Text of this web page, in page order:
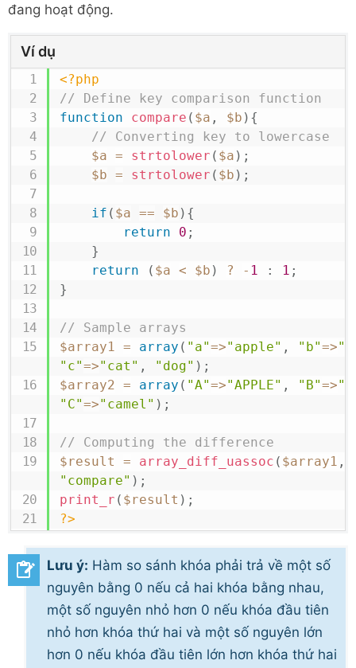
đang hoạt động.
Ví dụ
<?php
// Define key comparison function
function
compare ( $a , $b ) {
// Converting key to lowercase
$a = strtolower ( $a ) ;
$b = strtolower ( $b ) ;
if ( $a == $b ) {
return
0 ;
}
return
( $a < $b ) ? - 1 : 1 ;
}
// Sample arrays
$array1 = array ( "a"=>"apple" , "b"=>
"c"=>"cat" , "dog" ) ;
$array2 = array ( "A"=>"APPLE" , "B"=>
"C"=>"camel" ) ;
// Computing the difference
$result
= array_diff_uassoc ( $array1 ,
"compare" ) ;
print_r ( $result ) ;
?>
Lưu ý: Hàm so sánh khóa phải trả về một số
nguyên bằng 0 nếu cả hai khóa bằng nhau,
một số nguyên nhỏ hơn 0 nếu khóa đầu tiên
nhỏ hơn khóa thứ hai và một số nguyên lớn
hơn 0 nếu khóa đầu tiên lớn hơn khóa thứ hai